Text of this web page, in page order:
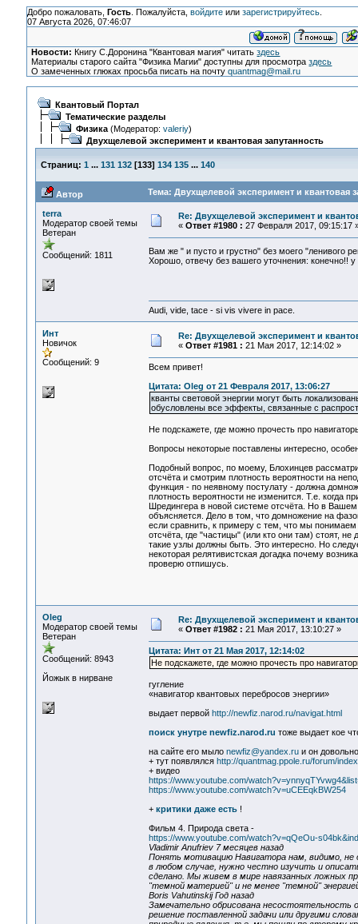
Добро пожаловать, Гость. Пожалуйста, войдитеили зарегистрируйтесь.
07 Августа 2026, 07:46:07
Новости: Книгу С.Доронина "Квантовая магия" читатьздесь
Материалы старого сайта "Физика Магии" доступны для просмотраздесь
О замеченных глюках просьба писать на почтуquantmag@mail.ru
Квантовый Портал
Тематические разделы
Физика(Модератор: valeriy)
Двухщелевой эксперимент и квантовая запутанность
Страниц: 1 ... 131 132[133] 134 135 ... 140
Автор Тема: Двухщелевой эксперимент и квантовая
terra
Модератор своей темы
Ветеран
Сообщений: 1811
Re: Двухщелевой эксперимент и
« Ответ #1980 : 27 Февраля 2017, 09:15:17
Вам же " и пусто и грустно" без моего "ленивого
Хорошо, отвечу без вашего уточнения: конечно!!
Audi, vide, tace - si vis vivere in pace.
Инт
Новичок
Сообщений: 9
Re: Двухщелевой эксперимент и
« Ответ #1981 : 21 Мая 2017, 12:14:02 »
Всем привет!
Цитата: Oleg от 21 Февраля 2017, 13:06:27
кванты световой энергии могут быть
обусловлены все эффекты, связанные с
Не подскажете, где можно прочесть про
Вопросы некоторые поставлены интересно,
Подобный вопрос, по моему, Блохинцев
отсчёта и смотрим плотность вероятности на
функция - по неявному постулату - должна
плотность вероятности не изменится. Т.е. когда
Шредингера в новой системе отсчёта. Но в
объясняется. Дело в том, что домножение на
если сравнить, к примеру с тем, что мы
отсчёта, где "частицы" (или кто они там) стоят,
такие узлы должны быть. Это интересно. Но
некоторая релятивистская догадка почему
проверю отпишусь.
Oleg
Модератор своей темы
Ветеран
Сообщений: 8943
Йожык в нирване
Re: Двухщелевой эксперимент и
« Ответ #1982 : 21 Мая 2017, 13:10:27 »
Цитата: Инт от 21 Мая 2017, 12:14:02
Не подскажете, где можно прочесть про
гугление
«навигатор квантовых перебросов энергии»
выдает первой http://newfiz.narod.ru/navigat.html
поиск унутре newfiz.narod.ru тоже выдает кое
на сайте его мыло newfiz@yandex.ruи он
+ тут появлялся http://quantmag.ppole.ru/forum/
+ видео
https://www.youtube.com/
https://www.youtube.com/watch?v=uCEEqkBW254
+ критики даже есть!
Фильм 4. Природа света -
https://www.youtube.com/watch?v=qQeOu-
Vladimir Anufriev 7 месяцев назад
Понять мотивацию Навигатора нам, видимо, не
в любом случае, нужно честно изучить и
сделано. Мы живем в мире навязанных ложных
"темной материей" и не менее "темной"
Boris Vahutinskij Год назад
Замечательно обрисована несостоятельность
решение поставленной задачи или другими